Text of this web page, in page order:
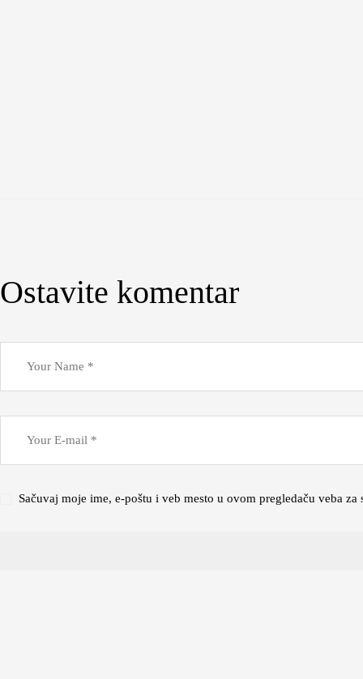
Ostavite komentar
Sačuvaj moje ime, e-poštu i veb mesto u ovom pregledaču veba za